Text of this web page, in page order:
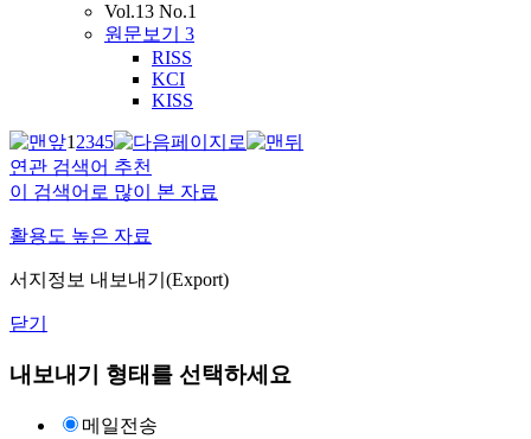
Vol.13 No.1
원문보기 3
RISS
KCI
KISS
12345
연관 검색어 추천
이 검색어로 많이 본 자료
활용도 높은 자료
서지정보 내보내기(Export)
닫기
내보내기 형태를 선택하세요
메일전송